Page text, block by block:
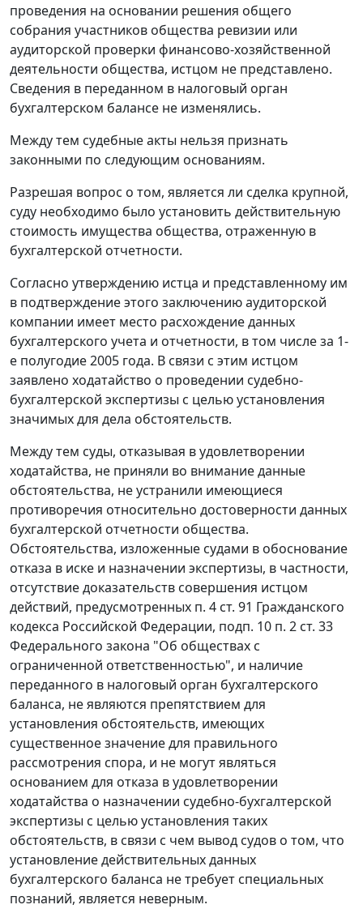
проведения на основании решения общего
собрания участников общества ревизии или
аудиторской проверки финансово-хозяйственной
деятельности общества, истцом не представлено.
Сведения в переданном в налоговый орган
бухгалтерском балансе не изменялись.
Между тем судебные акты нельзя признать
законными по следующим основаниям.
Разрешая вопрос о том, является ли сделка крупной,
суду необходимо было установить действительную
стоимость имущества общества, отраженную в
бухгалтерской отчетности.
Согласно утверждению истца и представленному им
в подтверждение этого заключению аудиторской
компании имеет место расхождение данных
бухгалтерского учета и отчетности, в том числе за 1-
е полугодие 2005 года. В связи с этим истцом
заявлено ходатайство о проведении судебно-
бухгалтерской экспертизы с целью установления
значимых для дела обстоятельств.
Между тем суды, отказывая в удовлетворении
ходатайства, не приняли во внимание данные
обстоятельства, не устранили имеющиеся
противоречия относительно достоверности данных
бухгалтерской отчетности общества.
Обстоятельства, изложенные судами в обоснование
отказа в иске и назначении экспертизы, в частности,
отсутствие доказательств совершения истцом
действий, предусмотренных п. 4 ст. 91 Гражданского
кодекса Российской Федерации, подп. 10 п. 2 ст. 33
Федерального закона "Об обществах с
ограниченной ответственностью", и наличие
переданного в налоговый орган бухгалтерского
баланса, не являются препятствием для
установления обстоятельств, имеющих
существенное значение для правильного
рассмотрения спора, и не могут являться
основанием для отказа в удовлетворении
ходатайства о назначении судебно-бухгалтерской
экспертизы с целью установления таких
обстоятельств, в связи с чем вывод судов о том, что
установление действительных данных
бухгалтерского баланса не требует специальных
познаний, является неверным.